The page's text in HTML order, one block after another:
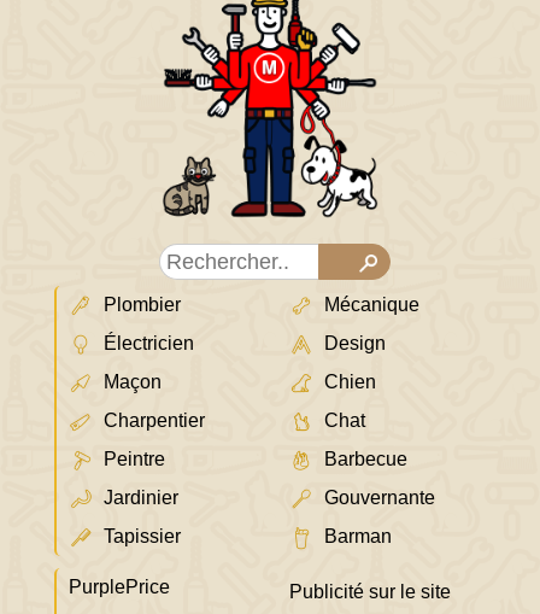
Plombier
Électricien
Maçon
Charpentier
Peintre
Jardinier
Tapissier
Mécanique
Design
Chien
Chat
Barbecue
Gouvernante
Barman
PurplePrice
Publicité sur le site